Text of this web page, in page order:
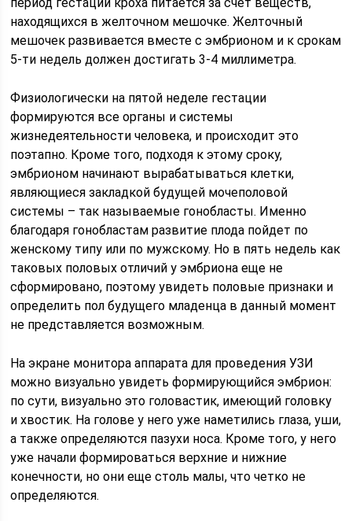
находящихся в желточном мешочке. Желточный
мешочек развивается вместе с эмбрионом и к срокам
5-ти недель должен достигать 3-4 миллиметра.
Физиологически на пятой неделе гестации
формируются все органы и системы
жизнедеятельности человека, и происходит это
поэтапно. Кроме того, подходя к этому сроку,
эмбрионом начинают вырабатываться клетки,
являющиеся закладкой будущей мочеполовой
системы – так называемые гонобласты. Именно
благодаря гонобластам развитие плода пойдет по
женскому типу или по мужскому. Но в пять недель как
таковых половых отличий у эмбриона еще не
сформировано, поэтому увидеть половые признаки и
определить пол будущего младенца в данный момент
не представляется возможным.
На экране монитора аппарата для проведения УЗИ
можно визуально увидеть формирующийся эмбрион:
по сути, визуально это головастик, имеющий головку
и хвостик. На голове у него уже наметились глаза, уши,
а также определяются пазухи носа. Кроме того, у него
уже начали формироваться верхние и нижние
конечности, но они еще столь малы, что четко не
определяются.